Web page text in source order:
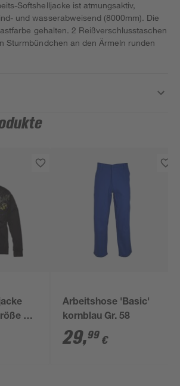
Softshelljacke ist atmungsaktiv,
und wasserabweisend (8000mm). Die
gehalten. 2 Reißverschlusstaschen
Sturmbündchen an den Ärmeln runden
M
Arbeitshose 'Basic'
kornblau Gr. 58
29,99 €